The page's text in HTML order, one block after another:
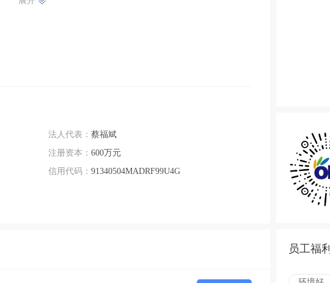
法人代表： 蔡福斌
注册资本： 600万元
信用代码： 91340504MADRF99U4G
员工福利